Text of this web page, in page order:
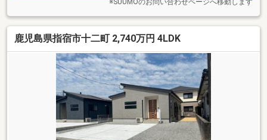
※SUUMOのお問い合わせページへ移動します
鹿児島県指宿市十二町 2,740万円 4LDK